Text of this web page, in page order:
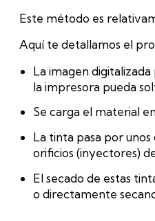
Este método es
Aquí te detallamos el
La imagen
la impresora pueda
Se carga el material
La tinta pasa por
orificios (inyectores)
El secado de estas
o directamente